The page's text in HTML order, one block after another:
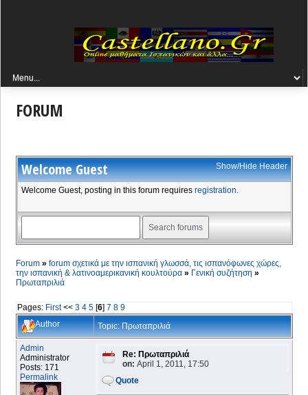
FORUM
WelcomeGuest Show/Hide Header
Welcome Guest, posting in this forum requires registration.
Forum » forum σχετικά με την ισπανική γλωσσά, τις ισπανόφωνες χώρες,
την ισπανική & λατινοαμερικανική κουλτούρα » Γενική συζήτηση »
Πρωταπριλιά
Pages: First<< 3 4 5 [6] 7 8 9
Author Topic: Πρωταπριλιά
Admin
Administrator
Posts: 171
Permalink
Re: Πρωταπριλιά
on: April 1, 2011, 17:50
Quote